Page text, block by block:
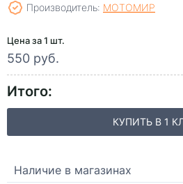
Производитель: МОТОМИР
Цена за 1 шт.
550 руб.
Итого:
КУПИТЬ В 1
Наличие в магазинах